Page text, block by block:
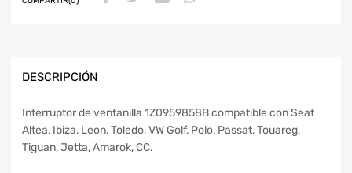
DESCRIPCIÓN
Interruptor de ventanilla 1Z0959858B compatible con Seat
Altea, Ibiza, Leon, Toledo, VW Golf, Polo, Passat, Touareg,
Tiguan, Jetta, Amarok, CC.